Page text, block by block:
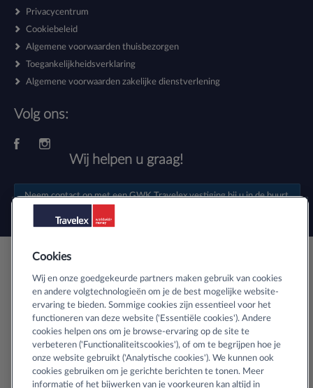
Privacycentrum
Cookiebeleid
Algemene voorwaarden thuisbezorgen
Toegankelijkheidsverklaring
Algemene voorwaarden zakelijke dienstverlening
Volg ons:
Wij helpen u graag!
Neem contact op met eenGWK Travelex vestigingbij u in de buurt.
Veilig buitenlands geld bestellen
Informatie over SSL-certificaten
Cookies
Wij en onze goedgekeurde partners maken gebruik van cookies
en andere volgtechnologieën om je de best mogelijke website-
ervaring te bieden. Sommige cookies zijn essentieel voor het
functioneren van deze website ('Essentiële cookies'). Andere
cookies helpen ons om je browse-ervaring op de site te
verbeteren ('Functionaliteitscookies'), of om te begrijpen hoe je
onze website gebruikt ('Analytische cookies'). We kunnen ook
cookies gebruiken om je gerichte berichten te tonen. Meer
informatie of het bijwerken van je voorkeuren kan altijd in